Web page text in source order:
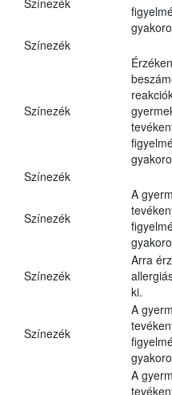
Színezék
Színezék
Színezék
Színezék
A
Színezék
Arra
ki.
Színezék
A
A